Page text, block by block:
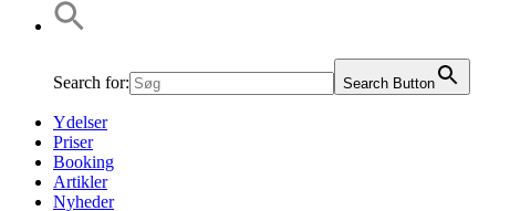
Search for: Search Button
Ydelser
Priser
Booking
Artikler
Nyheder